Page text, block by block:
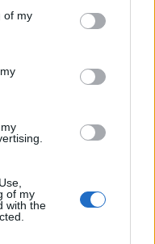
of my
of my
with the
οι
Σαμαρά